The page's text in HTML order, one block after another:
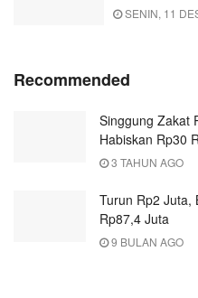
SENIN, 11
Recommended
Singgung Zakat
Habiskan Rp30
3 TAHUN AGO
Turun Rp2 Juta,
Rp87,4 Juta
9 BULAN AGO